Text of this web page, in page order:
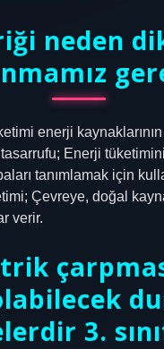
neden
enerji
Enerji
tanımlamak için
Çevreye, doğal
verir.
3.